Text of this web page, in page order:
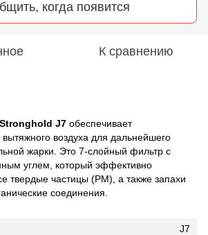
когда появится
К сравнению
J7 обеспечивает
воздуха для дальнейшего
жарки. Это 7-слойный фильтр с
углем, который эффективно
твердые частицы (PM), а также запахи
соединения.
J7